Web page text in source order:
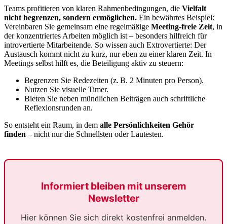
Teams profitieren von klaren Rahmenbedingungen, die Vielfalt
nicht begrenzen, sondern ermöglichen. Ein bewährtes Beispiel:
Vereinbaren Sie gemeinsam eine regelmäßige Meeting-freie Zeit, in
der konzentriertes Arbeiten möglich ist – besonders hilfreich für
introvertierte Mitarbeitende. So wissen auch Extrovertierte: Der
Austausch kommt nicht zu kurz, nur eben zu einer klaren Zeit. In
Meetings selbst hilft es, die Beteiligung aktiv zu steuern:
Begrenzen Sie Redezeiten (z. B. 2 Minuten pro Person).
Nutzen Sie visuelle Timer.
Bieten Sie neben mündlichen Beiträgen auch schriftliche
Reflexionsrunden an.
So entsteht ein Raum, in dem alle Persönlichkeiten Gehör
finden – nicht nur die Schnellsten oder Lautesten.
Informiert bleiben mit unserem
Newsletter
Hier können Sie sich direkt kostenfrei anmelden.